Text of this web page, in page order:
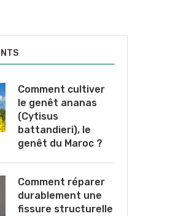
Comment cultiver
le genêt ananas
(Cytisus
battandieri), le
genêt du Maroc ?
Comment réparer
durablement une
fissure structurelle